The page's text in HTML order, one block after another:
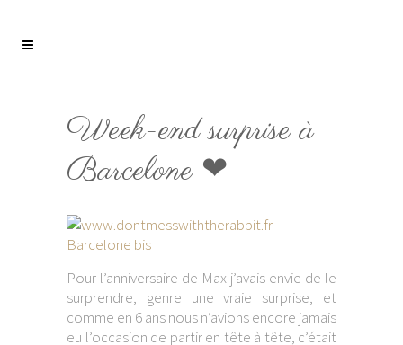
Week-end surprise à
Barcelone ❤
Pour l’anniversaire de Max j’avais envie de le
surprendre, genre une vraie surprise, et
comme en 6 ans nous n’avions encore jamais
eu l’occasion de partir en tête à tête, c’était